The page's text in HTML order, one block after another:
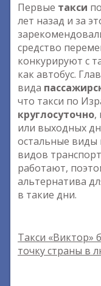
Первые такси
лет назад и за
средство
конкурируют с
как автобус.
вида
что такси по
круглосуточно,
или выходных
остальные виды
видов
работают,
альтернатива
в такие дни.
Такси «Виктор»
точку страны в